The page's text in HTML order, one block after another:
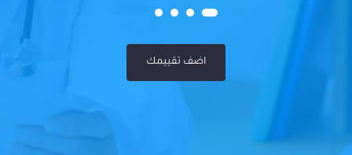
اضف تقييمك